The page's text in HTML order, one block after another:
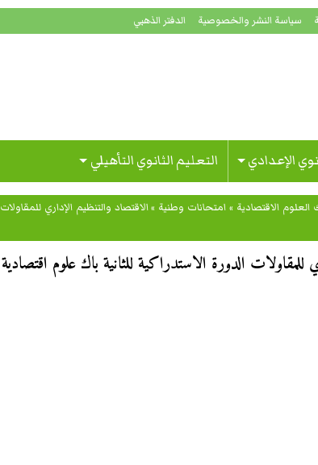
سياسة النشر والخصوصية الدفتر الذهبي
الإعدادي التعليم الثانوي التأهيلي
الاقتصادية » امتحانات وطنية »الاقتصاد والتنظيم الإداري للمقاولات
الدورة الاستدراكية للثانية باك علوم اقتصادية 2015